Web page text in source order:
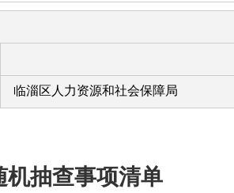
临淄区人力资源和社会保障局
机抽查事项清单